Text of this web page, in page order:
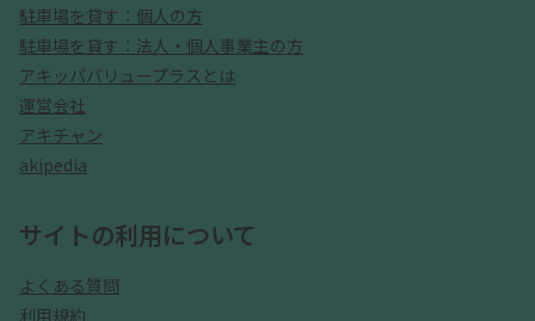
駐車場を貸す：個人の方
駐車場を貸す：法人・個人事業主の方
アキッパバリュープラスとは
運営会社
アキチャン
akipedia
サイトの利用について
よくある質問
利用規約